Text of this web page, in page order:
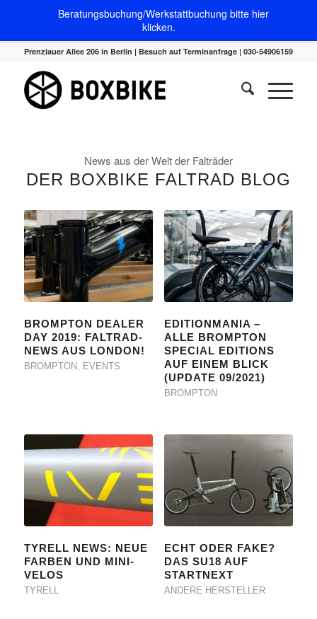
Prenzlauer Allee 206 in Berlin | Besuch auf Terminanfrage | 030-54906159
News aus der Welt der Falträder
DER BOXBIKE FALTRAD BLOG
BROMPTON DEALER
DAY 2019: FALTRAD-
NEWS AUS LONDON!
BROMPTON, EVENTS
EDITIONMANIA –
ALLE BROMPTON
SPECIAL EDITIONS
AUF EINEM BLICK
(UPDATE 09/2021)
BROMPTON
TYRELL NEWS: NEUE
FARBEN UND MINI-
VELOS
TYRELL
ECHT ODER FAKE?
DAS SU18 AUF
STARTNEXT
ANDERE HERSTELLER
Beratungsbuchung/Werkstattbuchung bitte hier
klicken.